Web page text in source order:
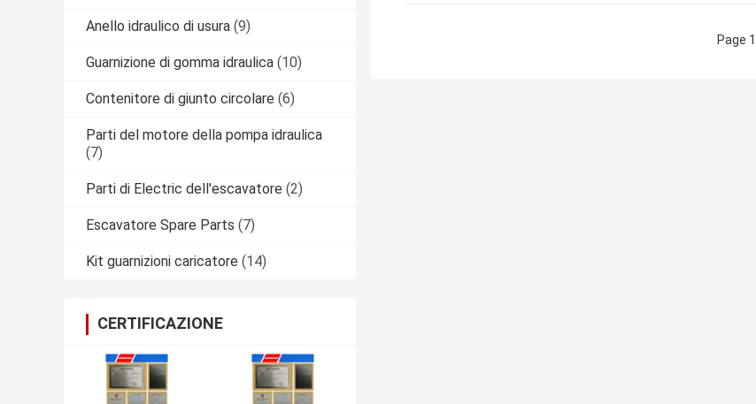
Anello idraulico di usura (9)
Guarnizione di gomma idraulica (10)
Contenitore di giunto circolare (6)
Parti del motore della pompa idraulica
(7)
Parti di Electric dell'escavatore (2)
Escavatore Spare Parts (7)
Kit guarnizioni caricatore (14)
CERTIFICAZIONE
Page